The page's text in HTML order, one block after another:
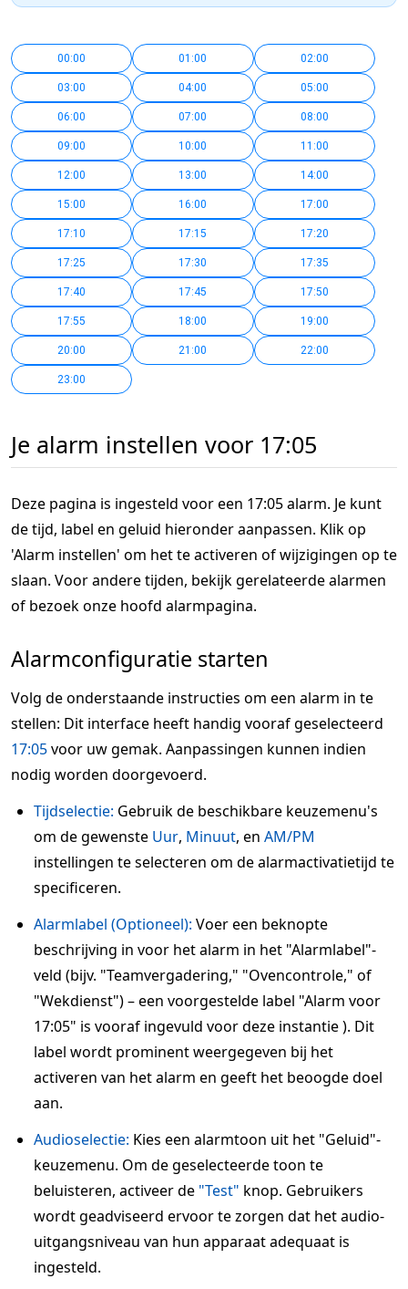
00:00 01:00 02:00
03:00 04:00 05:00
06:00 07:00 08:00
09:00 10:00 11:00
12:00 13:00 14:00
15:00 16:00 17:00
17:10 17:15 17:20
17:25 17:30 17:35
17:40 17:45 17:50
17:55 18:00 19:00
20:00 21:00 22:00
23:00
Je alarm instellen voor 17:05
Deze pagina is ingesteld voor een 17:05 alarm. Je kunt
de tijd, label en geluid hieronder aanpassen. Klik op
'Alarm instellen' om het te activeren of wijzigingen op te
slaan. Voor andere tijden, bekijk gerelateerde alarmen
of bezoek onze hoofd alarmpagina.
Alarmconfiguratie starten
Volg de onderstaande instructies om een alarm in te
stellen: Dit interface heeft handig vooraf geselecteerd
17:05voor uw gemak. Aanpassingen kunnen indien
nodig worden doorgevoerd.
Tijdselectie: Gebruik de beschikbare keuzemenu's
om de gewenste Uur, Minuut, en AM/PM
instellingen te selecteren om de alarmactivatietijd te
specificeren.
Alarmlabel (Optioneel): Voer een beknopte
beschrijving in voor het alarm in het "Alarmlabel"-
veld (bijv. "Teamvergadering," "Ovencontrole," of
"Wekdienst") – een voorgestelde label "Alarm voor
17:05" is vooraf ingevuld voor deze instantie ). Dit
label wordt prominent weergegeven bij het
activeren van het alarm en geeft het beoogde doel
aan.
Audioselectie: Kies een alarmtoon uit het "Geluid"-
keuzemenu. Om de geselecteerde toon te
beluisteren, activeer de "Test" knop. Gebruikers
wordt geadviseerd ervoor te zorgen dat het audio-
uitgangsniveau van hun apparaat adequaat is
ingesteld.